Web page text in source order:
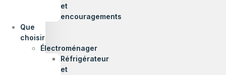
et
encouragements
Que
choisir
Électroménager
Réfrigérateur
et